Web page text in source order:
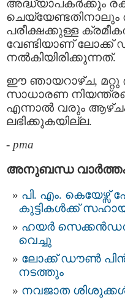
അദ്ധ്യാപകര്‍ക്കും
പരീക്ഷക്കുള്ള
വേണ്ടിയാണ്
നല്‍കിയിരിക്കുന്നത്.
ഈ ഞായറാഴ്ച, മറ്റു
സാധാരണ
എന്നാല്‍ വരും
ലഭിക്കുകയില്ല.
- pma
അനുബന്ധ
പി. എം.
കുട്ടികള്‍ക്ക്
ഹയര്‍ സെക്കന്‍ഡറി
വെച്ചു
ലോക്ക് ഡൗണ്‍
നടത്തും
നവജാത